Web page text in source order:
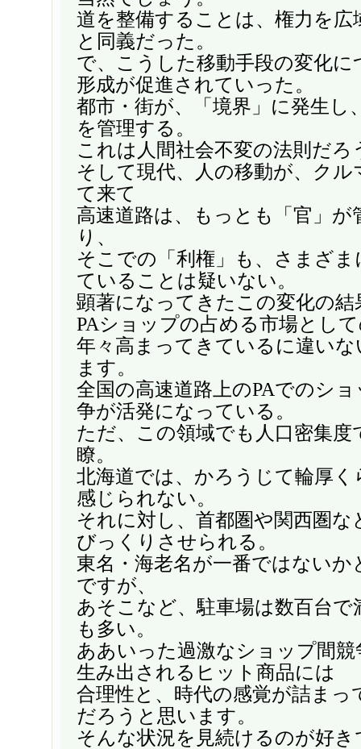
道を整備することは、権力を広
と同義だった。
で、こうした移動手段の変化に
形成が促進されていった。
都市・街が、「境界」に発生し
を管理する。
これは人間社会不変の法則だろ
そして現代、人の移動が、ク
て来て
高速道路は、もっとも「官」が
り、
そこでの「利権」も、さまざ
ていることは疑いない。
顕著になってきたこの変化の結
PAショップの占める市場とし
年々高まってきているに違い
ます。
全国の高速道路上のPAでのシ
争が活発になっている。
ただ、この領域でも人口密集度
瞭。
北海道では、かろうじて輪厚
感じられない。
それに対し、首都圏や関西圏な
びっくりさせられる。
東名・海老名が一番ではないか
ですが、
あそこなど、駐車場は数百台
も多い。
ああいった過激なショップ間
生み出されるヒット商品には
合理性と、時代の感覚が詰まっ
だろうと思います。
そんな状況を見続けるのが好